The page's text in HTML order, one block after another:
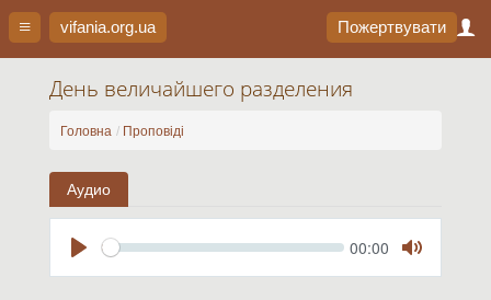
vifania.org.ua Пожертвувати
День величайшего разделения
Головна Проповіді
Аудио
Seek Current
00:00
Mute